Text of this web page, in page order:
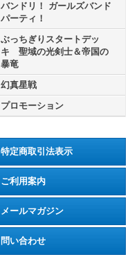
バンドリ！ ガールズバンド
パーティ！
ぶっちぎりスタートデッ
キ 聖域の光剣士＆帝国の
暴竜
幻真星戦
プロモーション
特定商取引法表示
ご利用案内
メールマガジン
問い合わせ